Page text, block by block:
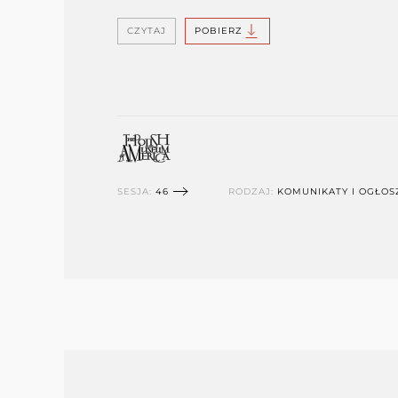
CZYTAJ POBIERZ
SESJA: 46 RODZAJ: KOMUNIKATY I